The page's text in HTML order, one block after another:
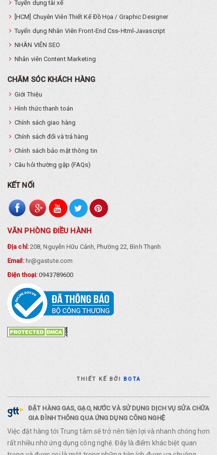
Tuyển dụng tài xế
[HCM] Chuyên Viên Thiết Kế Đồ Họa / Graphic Designer
Tuyển dụng Nhân Viên Front-End Css-Html-Javascript
NHÂN VIÊN SEO
Nhân viên Content Marketing
CHĂM SÓC KHÁCH HÀNG
Giới Thiệu
Hình thức thanh toán
Chính sách giao hàng
Chính sách đổi và trả hàng
Chính sách bảo mật thông tin
Câu hỏi thường gặp (FAQs)
KẾT NỐI
VĂN PHÒNG ĐIỀU HÀNH
Địa chỉ:208, Nguyễn Hữu Cảnh, Phường 22, Bình Thạnh
Email:hr@gastute.com
Điện thoại:0943789600
THIẾT KẾ BỞIBOTA
ĐẶT HÀNG GAS, GẠO, NƯỚC VÀ SỬ DỤNG DỊCH VỤ SỬA CHỮA
GIA ĐÌNH THÔNG QUA ỨNG DỤNG CÔNG NGHỆ
Việc đặt hàng tới Trung tâm sẽ trở nên tiện lợi và nhanh chóng hơn
rất nhiều nhờ ứng dụng công nghệ. Đây là điểm khác biệt quan